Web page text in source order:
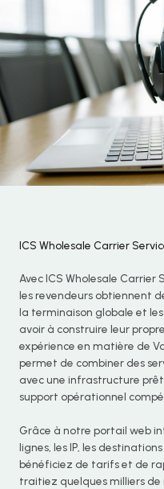
ICS Wholesale Carrier
Avec ICS Wholesale Carrier
les revendeurs obtiennent
la terminaison globale et
avoir à construire leur
expérience en matière de
permet de combiner des
avec une infrastructure
support opérationnel
Grâce à notre portail web
lignes, les IP, les
bénéficiez de tarifs et de
traitiez quelques milliers